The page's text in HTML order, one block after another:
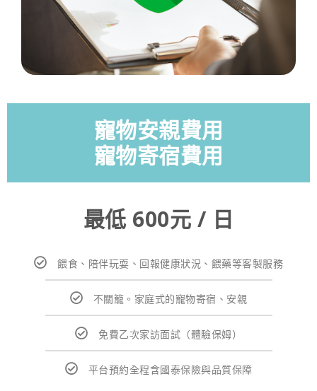
寵物安親費用
寵物寄宿費用
最低 600元 / 日
餵食、陪伴玩耍、回報健康狀況、餵藥等客製服務
不關籠。家庭式的寵物寄宿、安親
免費乙次家訪面試（體驗保姆）
平台預約全程含國泰保險與品質保障